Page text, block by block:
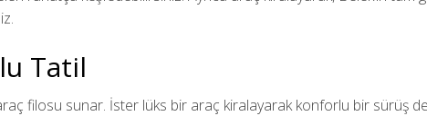
Tatil
filosu sunar. İster lüks bir araç kiralayarak konforlu bir sürüş